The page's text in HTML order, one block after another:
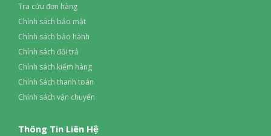
Tra cứu đơn hàng
Chính sách bảo mật
Chính sách bảo hành
Chính sách đổi trả
Chính sách kiểm hàng
Chính Sách thanh toán
Chính sách vận chuyển
Thông Tin Liên Hệ